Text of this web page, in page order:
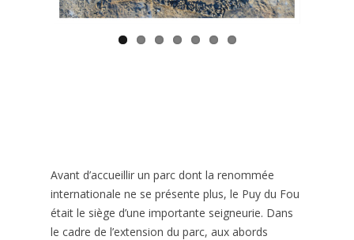
Avant d’accueillir un parc dont la renommée
internationale ne se présente plus, le Puy du Fou
était le siège d’une importante seigneurie. Dans
le cadre de l’extension du parc, aux abords